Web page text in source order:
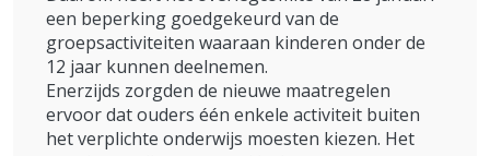
een beperking goedgekeurd van de
groepsactiviteiten waaraan kinderen onder de
12 jaar kunnen deelnemen.
Enerzijds zorgden de nieuwe maatregelen
ervoor dat ouders één enkele activiteit buiten
het verplichte onderwijs moesten kiezen. Het